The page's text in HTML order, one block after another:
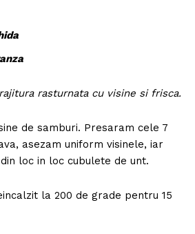
rasturnata cu visine si frisca.
de samburi. Presaram cele 7
asezam uniform visinele, iar
loc in loc cubulete de unt.
la 200 de grade pentru 15